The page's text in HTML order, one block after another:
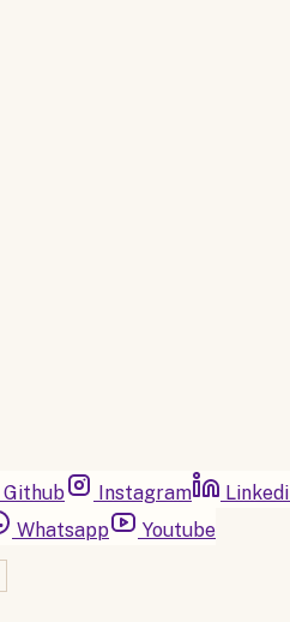
Github Instagram
Whatsapp Youtube